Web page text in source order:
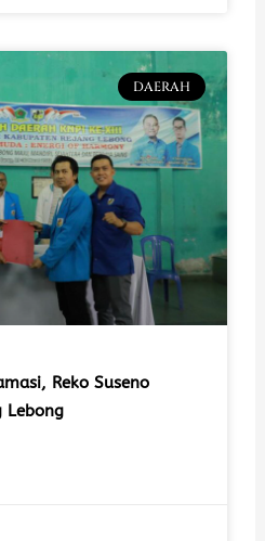
DAERAH
Reko Suseno
Lebong